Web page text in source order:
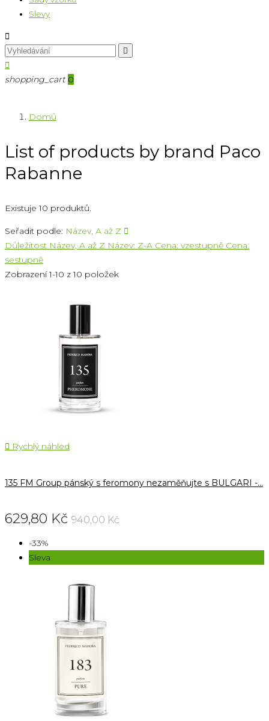
Slevy



shopping_cart 0
Domů
List of products by brand Paco
Rabanne
Existuje 10 produktů.
Seřadit podle: Název, A až Z 
Důležitost Název, A až Z Název: Z-A Cena: vzestupně Cena:
sestupně
Zobrazení 1-10 z 10 položek
 Rychlý náhled
135 FM Group pánský s feromony nezaměňujte s BULGARI -...
629,80 Kč 940,00 Kč
-33%
Sleva